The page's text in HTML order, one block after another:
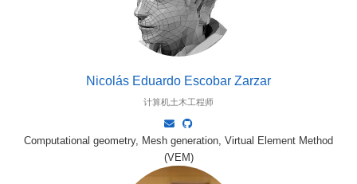
Nicolás Eduardo Escobar Zarzar
计算机土木工程师
Computational geometry, Mesh generation, Virtual Element Method
(VEM)